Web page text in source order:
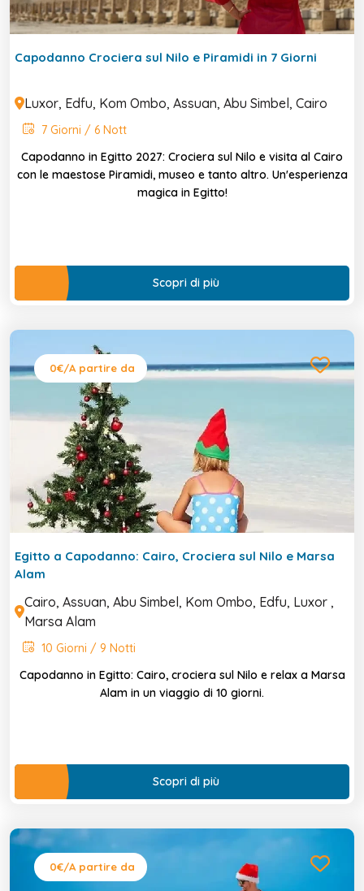
Capodanno Crociera sul Nilo e Piramidi in 7 Giorni
Luxor, Edfu, Kom Ombo, Assuan, Abu Simbel, Cairo
7 Giorni / 6 Nott
Capodanno in Egitto 2027: Crociera sul Nilo e visita al Cairo
con le maestose Piramidi, museo e tanto altro. Un'esperienza
magica in Egitto!
Scopri di più
0€/A partire da
Egitto a Capodanno: Cairo, Crociera sul Nilo e Marsa
Alam
Cairo, Assuan, Abu Simbel, Kom Ombo, Edfu, Luxor ,
Marsa Alam
10 Giorni / 9 Notti
Capodanno in Egitto: Cairo, crociera sul Nilo e relax a Marsa
Alam in un viaggio di 10 giorni.
Scopri di più
0€/A partire da